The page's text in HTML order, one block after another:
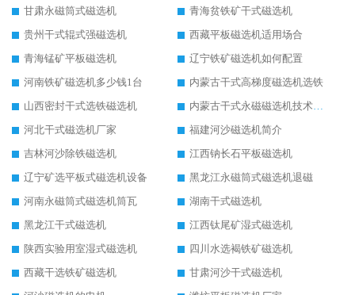
甘肃永磁筒式磁选机
青海贫铁矿干式磁选机
贵州干式辊式强磁选机
西藏平板磁选机适用场合
青海锰矿平板磁选机
辽宁铁矿磁选机如何配置
河南铁矿磁选机多少钱1台
内蒙古干式高梯度磁选机选铁
山西密封干式选铁磁选机
内蒙古干式永磁磁选机技术要求
河北干式磁选机厂家
福建河沙磁选机简介
吉林河沙除铁磁选机
江西钠长石平板磁选机
辽宁矿选平板式磁选机设备
黑龙江永磁筒式磁选机退磁
河南永磁筒式磁选机筒瓦
湖南干式磁选机
黑龙江干式磁选机
江西钛尾矿湿式磁选机
陕西实验用室湿式磁选机
四川水选褐铁矿磁选机
西藏干选铁矿磁选机
甘肃河沙干式磁选机